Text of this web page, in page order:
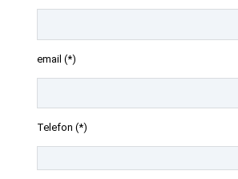
email (*)
Telefon (*)